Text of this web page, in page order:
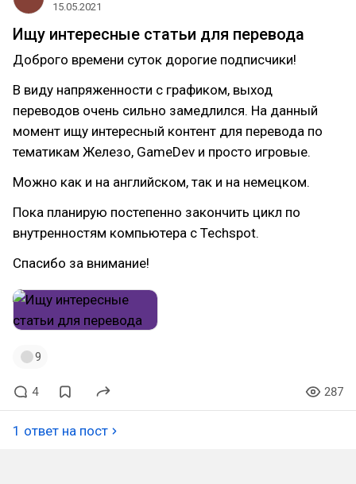
15.05.2021
Ищу интересные статьи для перевода
Доброго времени суток дорогие подписчики!
В виду напряженности с графиком, выход
переводов очень сильно замедлился. На данный
момент ищу интересный контент для перевода по
тематикам Железо, GameDev и просто игровые.
Можно как и на английском, так и на немецком.
Пока планирую постепенно закончить цикл по
внутренностям компьютера с Techspot.
Спасибо за внимание!
9
4 287
1 ответ на пост